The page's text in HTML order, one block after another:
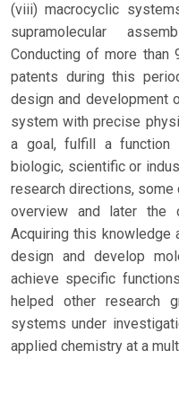
(viii) macrocyclic
supramolecular
Conducting of more than
patents during this
design and development
system with precise
a goal, fulfill a function
biologic, scientific or
research directions,
overview and later the
Acquiring this knowledge
design and develop
achieve specific
helped other research
systems under
applied chemistry at a